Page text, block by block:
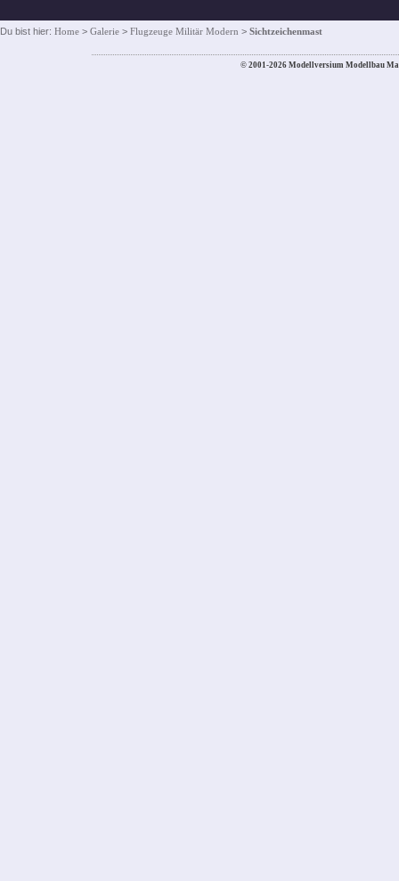
Du bist hier: Home > Galerie > Flugzeuge Militär Modern > Sichtzeichenmast
© 2001-2026 Modellversium Modellbau